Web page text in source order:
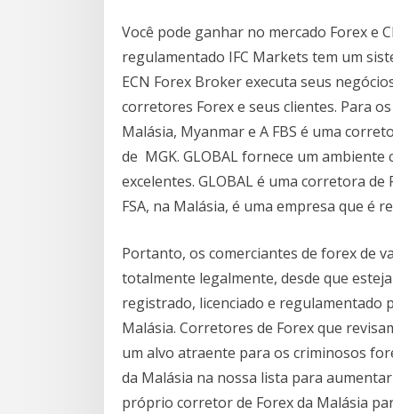
Você pode ganhar no mercado Forex e
regulamentado IFC Markets tem um
ECN Forex Broker executa seus
corretores Forex e seus clientes. Para
Malásia, Myanmar e A FBS é uma
de MGK. GLOBAL fornece um
excelentes. GLOBAL é uma corretora de
FSA, na Malásia, é uma empresa que é
Portanto, os comerciantes de forex de
totalmente legalmente, desde que
registrado, licenciado e regulamentado
Malásia. Corretores de Forex que
um alvo atraente para os criminosos
da Malásia na nossa lista para
próprio corretor de Forex da Malásia